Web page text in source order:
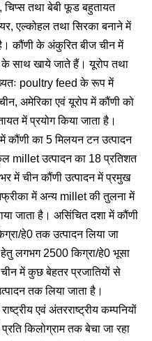
तथा बेबी फूड बहुतायत
एल्कोहल तथा सिरका बनाने में
कौंणी के अंकुरित बीज चीन में
साथ खाये जाते हैं। यूरोप तथा
poultry feed के रूप में
अमेरिका एवं यूरोप में कौंणी को
में प्रयोग किया जाता है।
कौंणी का 5 मिलयन टन उत्पादन
millet उत्पादन का 18 प्रतिशत
में चीन कौंणी उत्पादन में प्रमुख
में अन्य millet की तुलना में
जाता है। असिंचित दशा में कौंणी
हे0 तक उत्पादन लिया जा
लगभग 2500 किग्रा/हे0 भूसा
में कुछ बेहतर प्रजातियों से
तक लिया जाता है।
एवं अंतरराष्ट्रीय कम्पनियों
किलोग्राम तक बेचा जा रहा